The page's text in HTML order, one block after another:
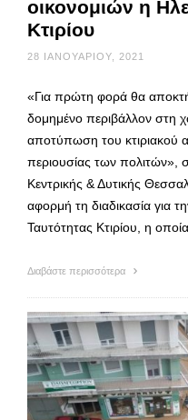
οικονομιών η
Κτιρίου
28 ΙΑΝΟΥΑΡΊΟΥ, 2021
«Για πρώτη φορά θα
δομημένο περιβάλλον στη
αποτύπωση του κτιριακού
περιουσίας των πολιτών»,
Κεντρικής & Δυτικής
αφορμή τη διαδικασία για
Ταυτότητας Κτιρίου, η
Διαβάστε περισσότερα